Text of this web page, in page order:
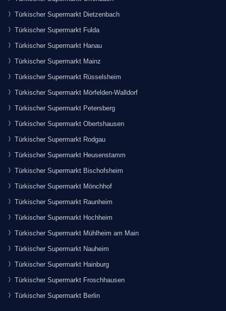
Türkischer Supermarkt Dietzenbach
Türkischer Supermarkt Fulda
Türkischer Supermarkt Hanau
Türkischer Supermarkt Mainz
Türkischer Supermarkt Rüsselsheim
Türkischer Supermarkt Mörfelden-Walldorf
Türkischer Supermarkt Petersberg
Türkischer Supermarkt Obertshausen
Türkischer Supermarkt Rodgau
Türkischer Supermarkt Heusenstamm
Türkischer Supermarkt Bischofsheim
Türkischer Supermarkt Mönchhof
Türkischer Supermarkt Raunheim
Türkischer Supermarkt Hochheim
Türkischer Supermarkt Mühlheim am Main
Türkischer Supermarkt Nauheim
Türkischer Supermarkt Hainburg
Türkischer Supermarkt Froschhausen
Türkischer Supermarkt Berlin